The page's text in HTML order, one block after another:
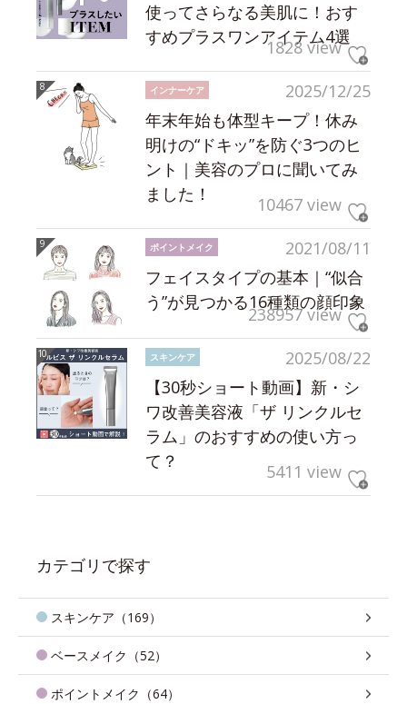
使ってさらなる美肌に！おす
すめプラスワンアイテム4選
1828 view
2025/12/25
インナーケア
年末年始も体型キープ！休み
明けの“ドキッ”を防ぐ3つのヒ
ント｜美容のプロに聞いてみ
ました！
10467 view
2021/08/11
ポイントメイク
フェイスタイプの基本｜“似合
う”が見つかる16種類の顔印象
238957 view
2025/08/22
スキンケア
【30秒ショート動画】新・シ
ワ改善美容液「ザ リンクルセ
ラム」のおすすめの使い方っ
て？
5411 view
カテゴリで探す
スキンケア（169）
ベースメイク（52）
ポイントメイク（64）